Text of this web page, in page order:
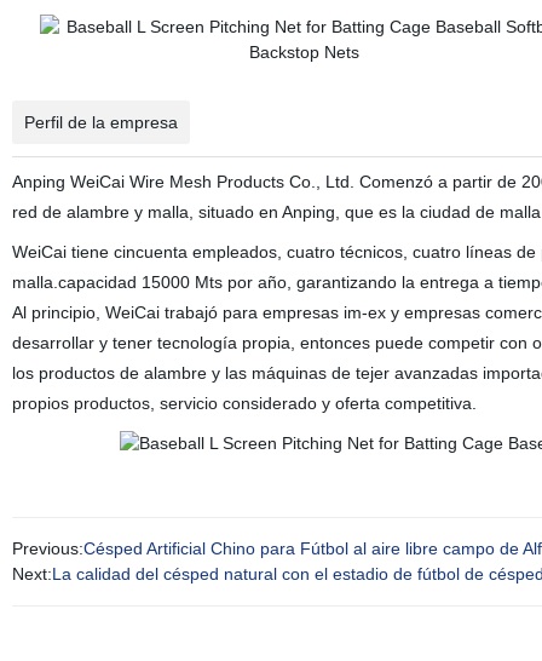
Perfil de la empresa
Anping WeiCai Wire Mesh Products Co., Ltd. Comenzó a partir de
red de alambre y malla, situado en Anping, que es la ciudad de
WeiCai tiene cincuenta empleados, cuatro técnicos, cuatro líneas
malla.capacidad 15000 Mts por año, garantizando la entrega a
Al principio, WeiCai trabajó para empresas im-ex y empresas
desarrollar y tener tecnología propia, entonces puede competir con
los productos de alambre y las máquinas de tejer avanzadas
propios productos, servicio considerado y oferta competitiva.
Previous:Césped Artificial Chino para Fútbol al aire libre campo de
Next:La calidad del césped natural con el estadio de fútbol de